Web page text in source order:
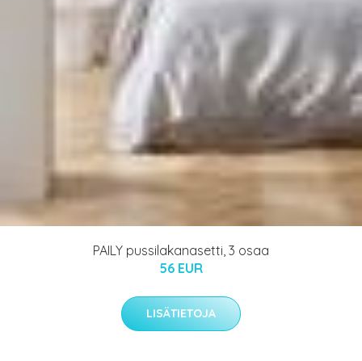
PAILY pussilakanasetti, 3 osaa
56 EUR
LISÄTIETOJA